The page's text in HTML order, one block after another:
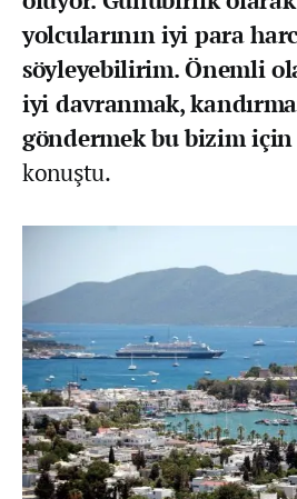
yolcularının iyi para
söyleyebilirim. Önemli
iyi davranmak,
göndermek bu bizim
konuştu.